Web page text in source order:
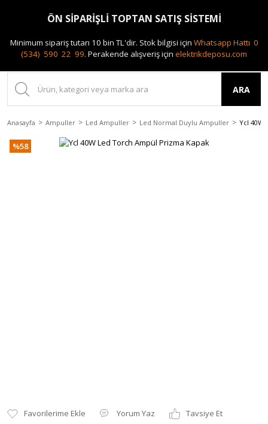
0(212) 240 87 88
ARA
Anasayfa Ampuller Led Ampuller Led Normal Duylu Ampuller Ycl 40W
%58
Yorum Yaz
Tavsiye Et
ÖN SİPARİŞLİ TOPTAN SATIŞ SİSTEMİ
Minimum sipariş tutarı 10 bin TL'dir. Stok bilgisi için Whatsapp Hattı 0
(534) 590 22 99. Perakende alışveriş için elektrikdeposu.com